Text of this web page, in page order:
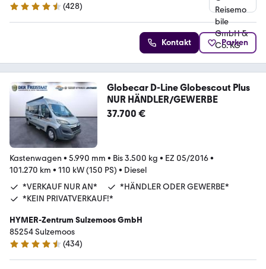
4.3 Sterne
(428)
Kontakt Parken
Globecar D-Line Globescout Plus
NUR HÄNDLER/GEWERBE
37.700 €
Kastenwagen • 5.990 mm • Bis 3.500 kg • EZ 05/2016•
101.270 km • 110 kW (150 PS) • Diesel
*VERKAUF NUR AN*
*HÄNDLER ODER GEWERBE*
*KEIN PRIVATVERKAUF!*
HYMER-Zentrum Sulzemoos GmbH
85254 Sulzemoos
4.7 Sterne
(434)